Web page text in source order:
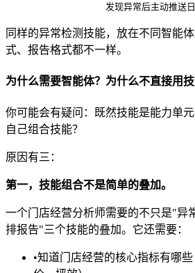
同样的异常检测技能，放在不同智能
式、报告格式都不一样。
为什么需要智能体？为什么不直接用技
你可能会有疑问：既然技能是能力单
自己组合技能？
原因有三：
第一，技能组合不是简单的叠加。
一个门店经营分析师需要的不只是"异
排报告"三个技能的叠加。它还需要：
•知道门店经营的核心指标有哪